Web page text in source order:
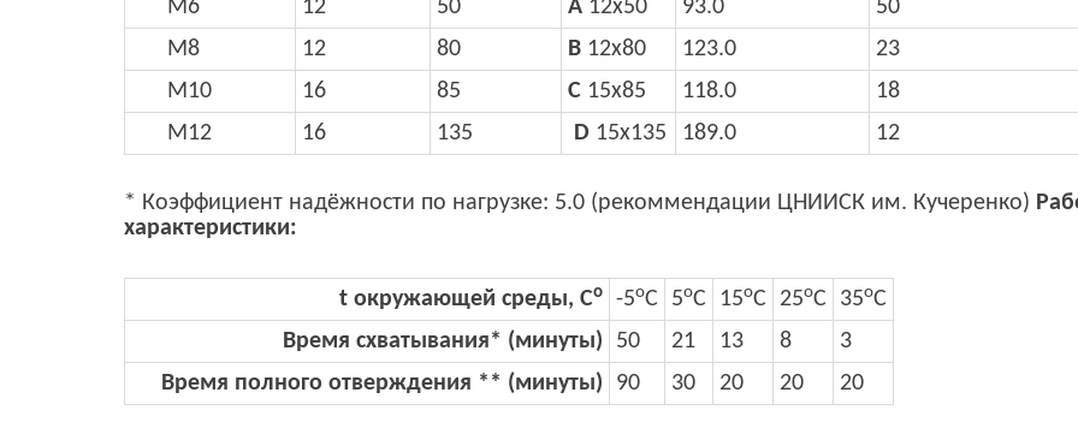
М6
12 50 А 12х50 93.0
50
М8
12 80 B 12х80 123.0
23
М10
16 85 C 15х85 118.0
18
М12
16 135 D 15х135 189.0 12
* Коэффициент надёжности по нагрузке: 5.0 (рекоммендации ЦНИИСК им. Кучеренко)
характеристики:
t окружающей среды, Co -5оС 5оС 15оС 25оС 35оС
Время схватывания* (минуты)
50 21 13 8
3
Время полного отверждения ** (минуты)
90 30 20 20 20